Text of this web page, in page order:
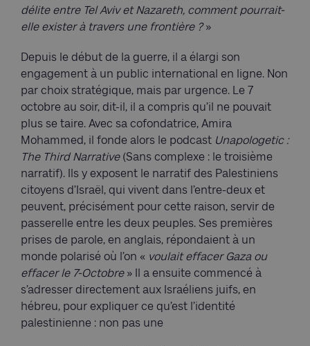
délite entre Tel Aviv et Nazareth, comment pourrait-
elle exister à travers une frontière ?»
Depuis le début de la guerre, il a élargi son
engagement à un public international en ligne. Non
par choix stratégique, mais par urgence. Le 7
octobre au soir, dit-il, il a compris qu’il ne pouvait
plus se taire. Avec sa cofondatrice, Amira
Mohammed, il fonde alors le podcast Unapologetic :
The Third Narrative(Sans complexe : le troisième
narratif). Ils y exposent le narratif des Palestiniens
citoyens d’Israël, qui vivent dans l’entre-deux et
peuvent, précisément pour cette raison, servir de
passerelle entre les deux peuples. Ses premières
prises de parole, en anglais, répondaient à un
monde polarisé où l’on « voulait effacer Gaza ou
effacer le 7-Octobre» Il a ensuite commencé à
s’adresser directement aux Israéliens juifs, en
hébreu, pour expliquer ce qu’est l’identité
palestinienne : non pas une